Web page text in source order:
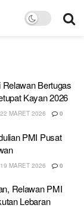
Bertugas
Kayan 2026
22 MARET 2026 0
PMI Pusat
19 MARET 2026 0
Relawan PMI
Lebaran